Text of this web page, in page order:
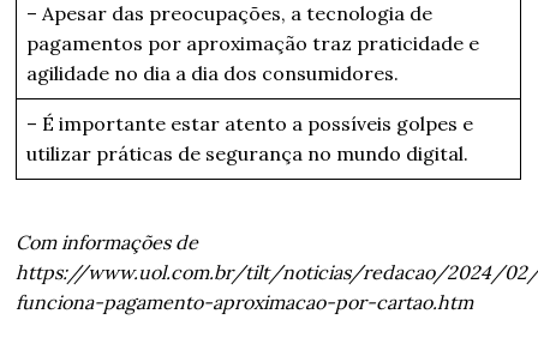
– Apesar das preocupações, a tecnologia de
pagamentos por aproximação traz praticidade e
agilidade no dia a dia dos consumidores.
– É importante estar atento a possíveis golpes e
utilizar práticas de segurança no mundo digital.
Com informações de
https://www.uol.com.br/tilt/noticias/redacao/2024/
funciona-pagamento-aproximacao-por-cartao.htm